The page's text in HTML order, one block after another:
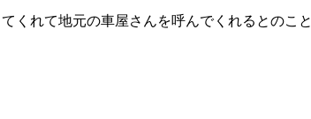
くれて地元の車屋さんを呼んでくれるとのこと